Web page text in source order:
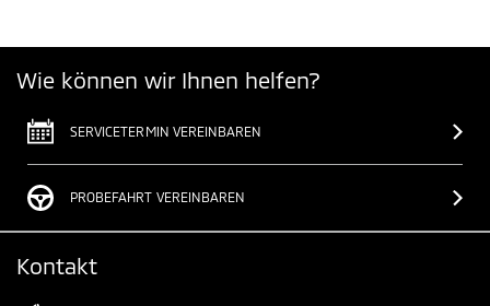
Wie können wir Ihnen helfen?
SERVICETERMIN VEREINBAREN
PROBEFAHRT VEREINBAREN
Kontakt